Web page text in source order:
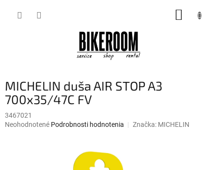
MICHELIN duša AIR STOP A3
700x35/47C FV
3467021
Priemerné
Neohodnotené Podrobnosti hodnotenia Značka: MICHELIN